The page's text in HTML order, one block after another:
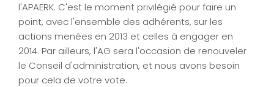
l'APAERK. C'est le moment privilégié pour faire un
point, avec l'ensemble des adhérents, sur les
actions menées en 2013 et celles à engager en
2014. Par ailleurs, l'AG sera l'occasion de renouveler
le Conseil d'administration, et nous avons besoin
pour cela de votre vote.